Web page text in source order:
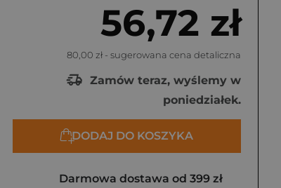
56,72 zł
80,00 zł - sugerowana cena detaliczna
Zamów teraz, wyślemy w
poniedziałek.
DODAJ DO KOSZYKA
Darmowa dostawa od 399 zł